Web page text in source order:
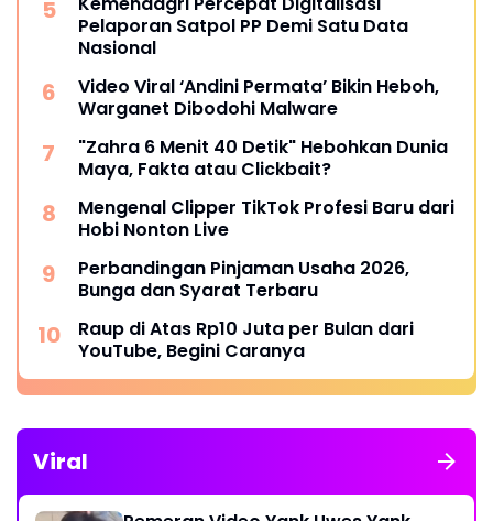
Pelaporan Satpol PP Demi Satu Data
Nasional
Video Viral ‘Andini Permata’ Bikin Heboh,
Warganet Dibodohi Malware
"Zahra 6 Menit 40 Detik" Hebohkan Dunia
Maya, Fakta atau Clickbait?
Mengenal Clipper TikTok Profesi Baru dari
Hobi Nonton Live
Perbandingan Pinjaman Usaha 2026,
Bunga dan Syarat Terbaru
Raup di Atas Rp10 Juta per Bulan dari
YouTube, Begini Caranya
Viral